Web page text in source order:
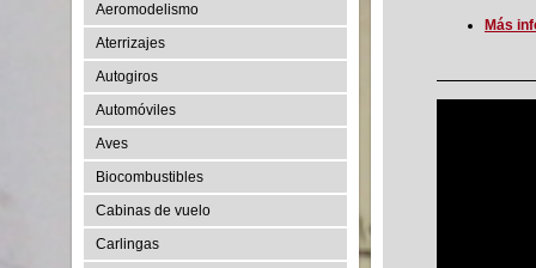
Aeromodelismo
Aterrizajes
Autogiros
Automóviles
Aves
Biocombustibles
Cabinas de vuelo
Carlingas
Más